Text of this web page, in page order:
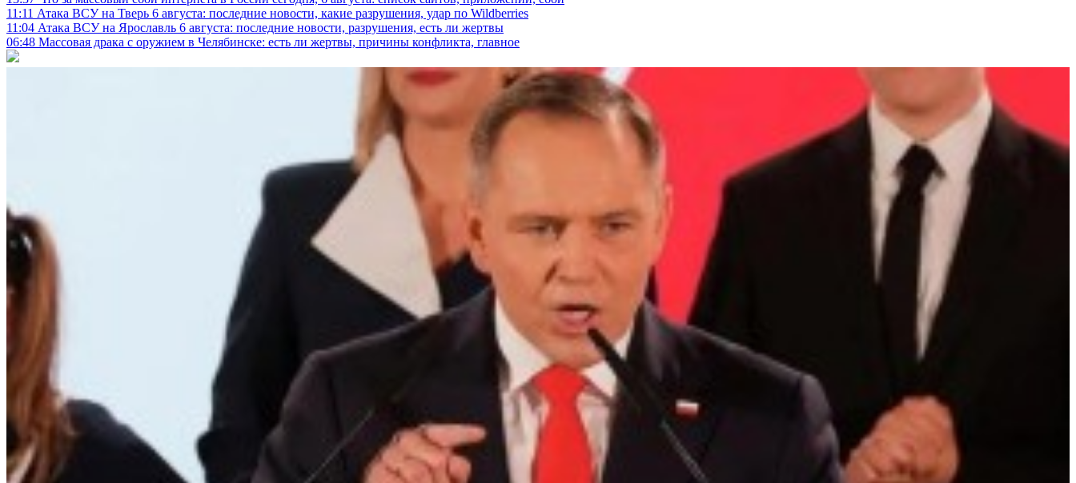
11:11 Атака ВСУ на Тверь 6 августа: последние новости, какие разрушения, удар по Wildberries
11:04 Атака ВСУ на Ярославль 6 августа: последние новости, разрушения, есть ли жертвы
06:48 Массовая драка с оружием в Челябинске: есть ли жертвы, причины конфликта, главное